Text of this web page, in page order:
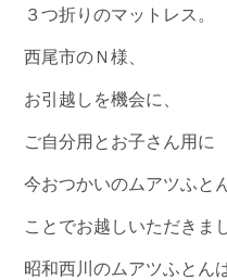
３つ折りのマットレス。
西尾市のＮ様、
お引越しを機会に、
ご自分用とお子さん用に
今おつかいのムアツふと
ことでお越しいただきま
昭和西川のムアツふとん